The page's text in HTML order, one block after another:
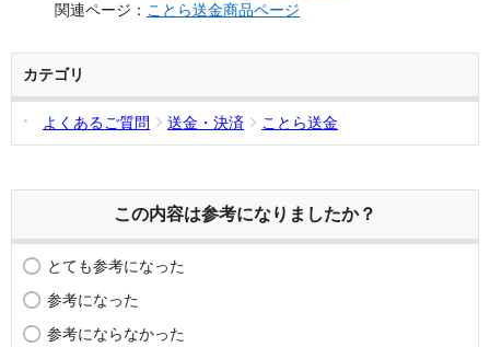
関連ページ： ことら送金商品ページ
カテゴリ
よくあるご質問 送金・決済 ことら送金
この内容は参考になりましたか？
とても参考になった
参考になった
参考にならなかった